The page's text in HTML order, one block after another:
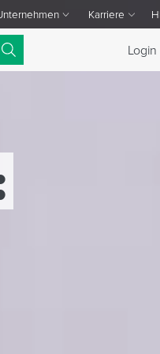
Menü Unternehmen
Karriere
Dropdown-
Login